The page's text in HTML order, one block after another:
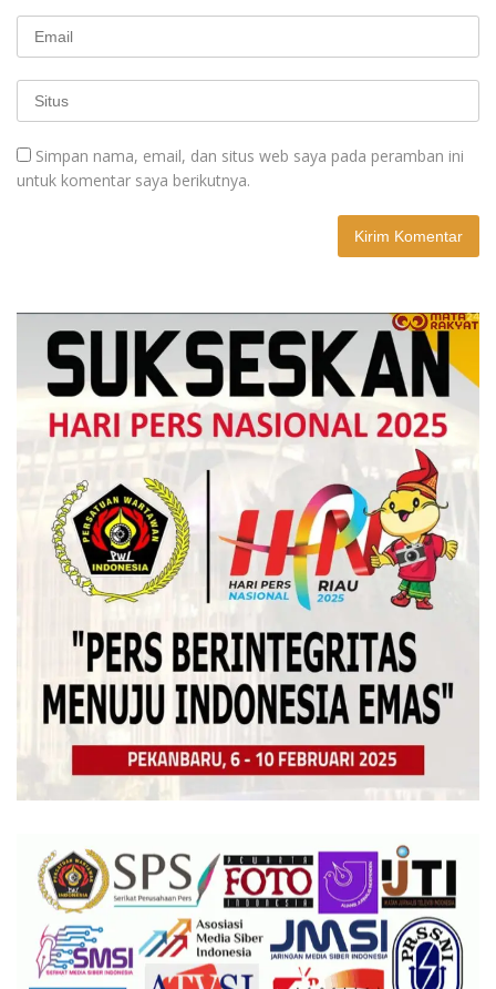
Simpan nama, email, dan situs web saya pada peramban ini
untuk komentar saya berikutnya.